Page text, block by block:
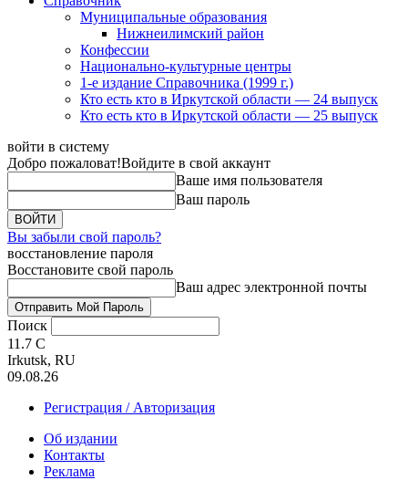
Муниципальные образования
Нижнеилимский район
Конфессии
Национально-культурные центры
1-е издание Справочника (1999 г.)
Кто есть кто в Иркутской области — 24 выпуск
Кто есть кто в Иркутской области — 25 выпуск
войти в систему
Добро пожаловат!Войдите в свой аккаунт
Ваше имя пользователя
Ваш пароль
Вы забыли свой пароль?
восстановление пароля
Восстановите свой пароль
Ваш адрес электронной почты
Поиск
11.7 C
Irkutsk, RU
09.08.26
Регистрация / Авторизация
Об издании
Контакты
Реклама